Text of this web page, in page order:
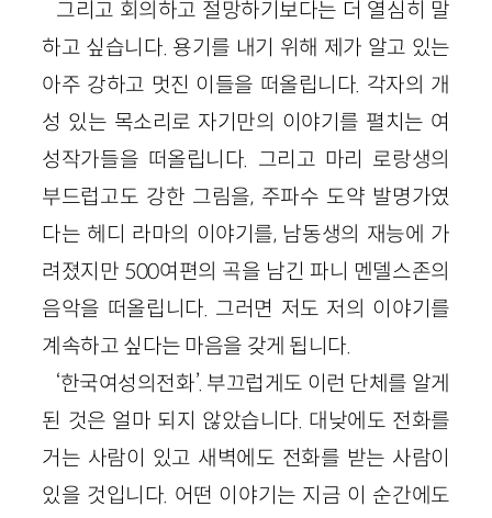
그리고 회의하고 절망하기보다는 더 열심히 말
하고 싶습니다. 용기를 내기 위해 제가 알고 있는
아주 강하고 멋진 이들을 떠올립니다. 각자의 개
성 있는 목소리로 자기만의 이야기를 펼치는 여
성작가들을 떠올립니다. 그리고 마리 로랑생의
부드럽고도 강한 그림을, 주파수 도약 발명가였
다는 헤디 라마의 이야기를, 남동생의 재능에 가
려졌지만 500여편의 곡을 남긴 파니 멘델스존의
음악을 떠올립니다. 그러면 저도 저의 이야기를
계속하고 싶다는 마음을 갖게 됩니다.
‘한국여성의전화’. 부끄럽게도 이런 단체를 알게
된 것은 얼마 되지 않았습니다. 대낮에도 전화를
거는 사람이 있고 새벽에도 전화를 받는 사람이
있을 것입니다. 어떤 이야기는 지금 이 순간에도